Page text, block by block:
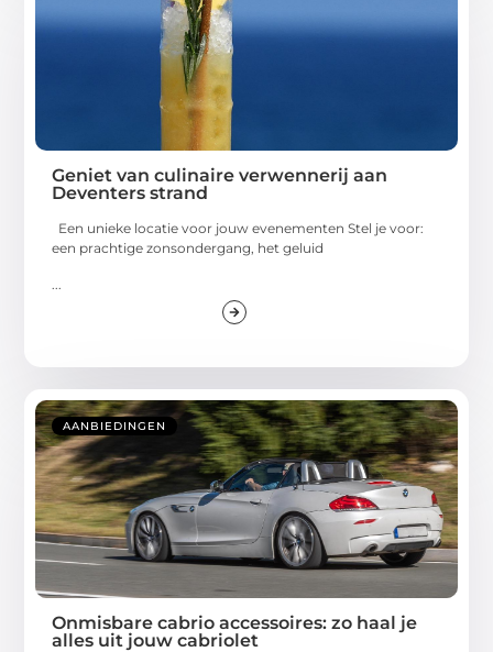
Geniet van culinaire verwennerij aan
Deventers strand
Een unieke locatie voor jouw evenementen Stel je voor:
een prachtige zonsondergang, het geluid
AANBIEDINGEN
Onmisbare cabrio accessoires: zo haal je
alles uit jouw cabriolet